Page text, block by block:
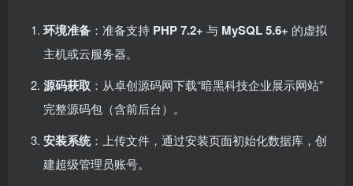
环境准备 ：准备支持 PHP 7.2+ ​ 与 MySQL 5.6+ ​ 的虚拟
主机或云服务器。
源码获取 ：从卓创源码网下载“暗黑科技企业展示网站”
完整源码包（含前后台）。
安装系统：上传文件，通过安装页面初始化数据库，创
建超级管理员账号。